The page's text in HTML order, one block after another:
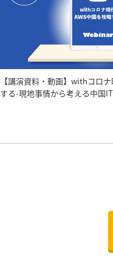
【講演資料・動画】withコロ
する-現地事情から考える中国